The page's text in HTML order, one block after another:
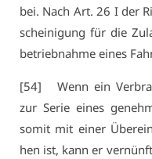
bei. Nach Art. 26 I der
schei­ni­gung für die
be­trieb­nah­me ei­nes
[54] Wenn ein
zur Se­rie ei­nes
so­mit mit ei­ner
hen ist, kann er